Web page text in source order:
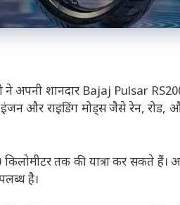
शानदार Bajaj Pulsar RS200
और राइडिंग मोड्स जैसे रेन, रोड,
तक की यात्रा कर सकते
है।